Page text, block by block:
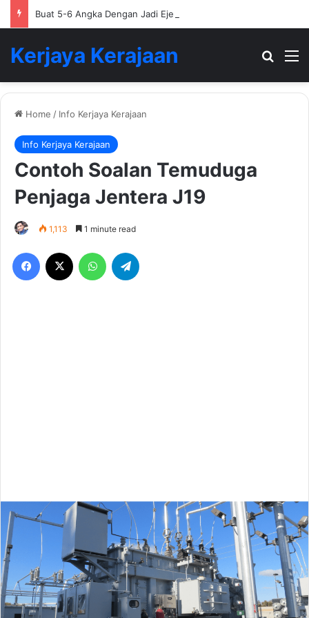
Buat 5-6 Angka Dengan Jadi Ejen Hartanah
Kerjaya Kerajaan
Home / Info Kerjaya Kerajaan
Info Kerjaya Kerajaan
Contoh Soalan Temuduga
Penjaga Jentera J19
1,113 1 minute read
Facebook WhatsApp